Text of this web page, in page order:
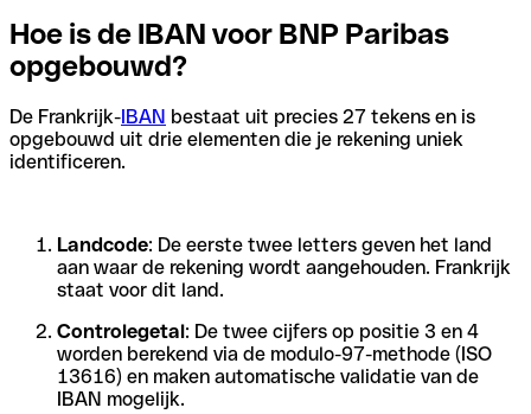
Hoe is de IBAN voor BNP Paribas
opgebouwd?
De Frankrijk-IBAN bestaat uit precies 27 tekens en is
opgebouwd uit drie elementen die je rekening uniek
identificeren.
Landcode: De eerste twee letters geven het land
aan waar de rekening wordt aangehouden. Frankrijk
staat voor dit land.
Controlegetal: De twee cijfers op positie 3 en 4
worden berekend via de modulo-97-methode (ISO
13616) en maken automatische validatie van de
IBAN mogelijk.